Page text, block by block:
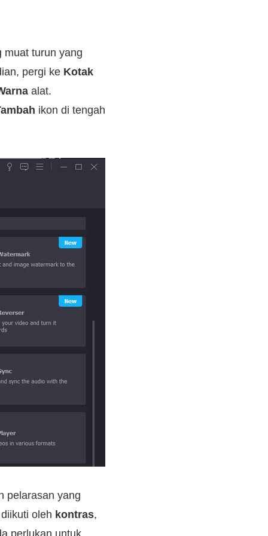
turun yang
pergi ke Kotak
alat.
ikon di tengah
pelarasan yang
oleh kontras,
perlukan untuk